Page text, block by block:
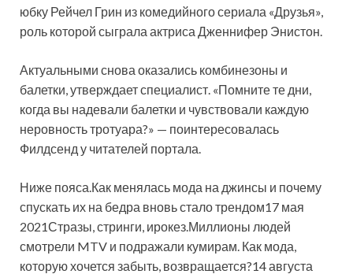
юбку Рейчел Грин из комедийного сериала «Друзья»,
роль которой сыграла актриса Дженнифер Энистон.
Актуальными снова оказались комбинезоны и
балетки, утверждает специалист. «Помните те дни,
когда вы надевали балетки и чувствовали каждую
неровность тротуара?» — поинтересовалась
Филдсенд у читателей портала.
Ниже пояса.Как менялась мода на джинсы и почему
спускать их на бедра вновь стало трендом17 мая
2021Стразы, стринги, ирокез.Миллионы людей
смотрели MTV и подражали кумирам. Как мода,
которую хочется забыть, возвращается?14 августа